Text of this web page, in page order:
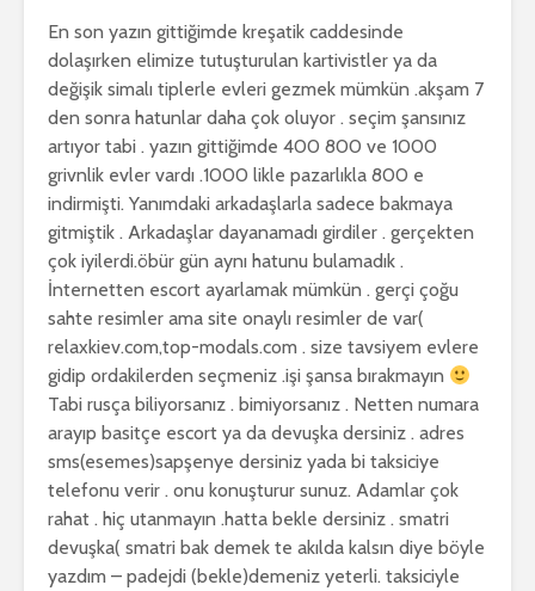
En son yazın gittiğimde kreşatik caddesinde
dolaşırken elimize tutuşturulan kartivistler ya da
değişik simalı tiplerle evleri gezmek mümkün .akşam 7
den sonra hatunlar daha çok oluyor . seçim şansınız
artıyor tabi . yazın gittiğimde 400 800 ve 1000
grivnlik evler vardı .1000 likle pazarlıkla 800 e
indirmişti. Yanımdaki arkadaşlarla sadece bakmaya
gitmiştik . Arkadaşlar dayanamadı girdiler . gerçekten
çok iyilerdi.öbür gün aynı hatunu bulamadık .
İnternetten escort ayarlamak mümkün . gerçi çoğu
sahte resimler ama site onaylı resimler de var(
relaxkiev.com,top-modals.com . size tavsiyem evlere
gidip ordakilerden seçmeniz .işi şansa bırakmayın
Tabi rusça biliyorsanız . bimiyorsanız . Netten numara
arayıp basitçe escort ya da devuşka dersiniz . adres
sms(esemes)sapşenye dersiniz yada bi taksiciye
telefonu verir . onu konuşturur sunuz. Adamlar çok
rahat . hiç utanmayın .hatta bekle dersiniz . smatri
devuşka( smatri bak demek te akılda kalsın diye böyle
yazdım – padejdi (bekle)demeniz yeterli. taksiciyle